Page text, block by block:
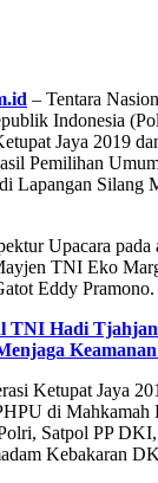
– Tentara
Indonesia
Jaya 2019
Pemilihan
Lapangan Silang
Upacara pada
TNI Eko
Eddy Pramono.
TNI Hadi
Ketupat Jaya
di
Satpol PP
Kebakaran